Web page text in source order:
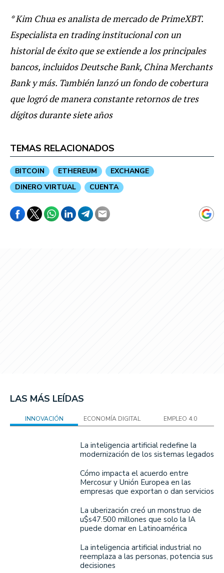
* Kim Chua es analista de mercado de PrimeXBT.
Especialista en trading institucional con un
historial de éxito que se extiende a los principales
bancos, incluidos Deutsche Bank, China Merchants
Bank y más. También lanzó un fondo de cobertura
que logró de manera constante retornos de tres
dígitos durante siete años
TEMAS RELACIONADOS
BITCOIN ETHEREUM
EXCHANGE
DINERO VIRTUAL
CUENTA
LAS MÁS LEÍDAS
INNOVACIÓN ECONOMÍA DIGITAL EMPLEO 4.0
La inteligencia artificial redefine la
modernización de los sistemas legados
Cómo impacta el acuerdo entre
Mercosur y Unión Europea en las
empresas que exportan o dan servicios
La uberización creó un monstruo de
u$s47.500 millones que solo la IA
puede domar en Latinoamérica
La inteligencia artificial industrial no
reemplaza a las personas, potencia sus
decisiones